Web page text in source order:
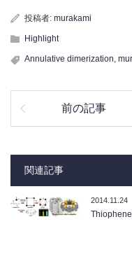
投稿者: murakami
Highlight
Annulative dimerization,
前の記事
関連記事
2014.11.24